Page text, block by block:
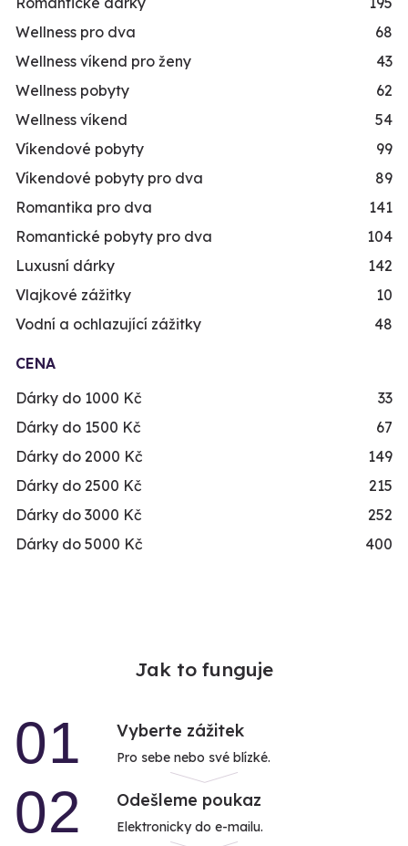
Wellness pro dva
68
Wellness víkend pro ženy
43
Wellness pobyty
62
Wellness víkend
54
Víkendové pobyty
99
Víkendové pobyty pro dva
89
Romantika pro dva
141
Romantické pobyty pro dva
104
Luxusní dárky
142
Vlajkové zážitky
10
Vodní a ochlazující zážitky
48
CENA
Dárky do 1000 Kč
33
Dárky do 1500 Kč
67
Dárky do 2000 Kč
149
Dárky do 2500 Kč
215
Dárky do 3000 Kč
252
Dárky do 5000 Kč
400
Jak to funguje
01 Vyberte zážitek
Pro sebe nebo své blízké.
02 Odešleme poukaz
Elektronicky do e-mailu.